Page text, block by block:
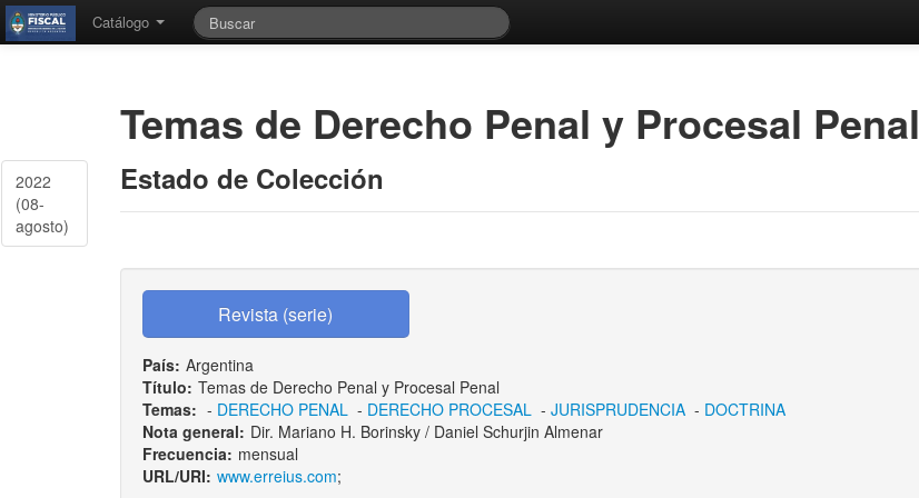
Catálogo
2022
(08-
agosto)
Temas de Derecho Penal y Procesal Penal
Estado de Colección
País: Argentina
Título: Temas de Derecho Penal y Procesal Penal
Temas: - DERECHO PENAL- DERECHO PROCESAL- JURISPRUDENCIA- DOCTRINA
Nota general: Dir. Mariano H. Borinsky / Daniel Schurjin Almenar
Frecuencia: mensual
URL/URI: www.erreius.com;